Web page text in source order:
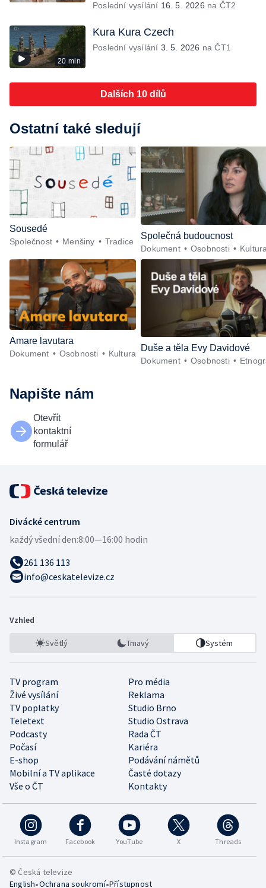
Poslední vysílání 16. 5. 2026 na ČT2
20 min
Kura Kura Czech
Poslední vysílání 3. 5. 2026 na ČT1
Dalších 10 dílů
Ostatní také sledují
Sousedé
Společnost Menšiny Tradice
Společná budoucnost
Dokument Osobnosti
Amare lavutara
Dokument Osobnosti Kultura
Duše a těla Evy Davidové
Dokument Osobnosti
Napište nám
Otevřít
kontaktní
formulář
Divácké centrum
každý všední den:8:00—16:00 hodin
261 136 113
info@ceskatelevize.cz
Vzhled
Světlý Tmavý Systém
TV program
Pro média
Živé vysílání
Reklama
TV poplatky
Studio Brno
Teletext
Studio Ostrava
Podcasty
Rada ČT
Počasí
Kariéra
E-shop
Podávání námětů
Mobilní a TV aplikace
Časté dotazy
Vše o ČT
Kontakty
Instagram Facebook YouTube X Threads
© Česká televize
English•Ochrana soukromí•Přístupnost